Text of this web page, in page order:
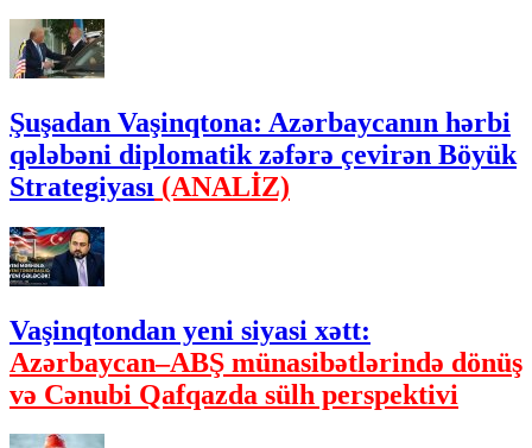
Şuşadan Vaşinqtona: Azərbaycanın hərbi
qələbəni diplomatik zəfərə çevirən Böyük
Strategiyası (ANALİZ)
Vaşinqtondan yeni siyasi xətt:
Azərbaycan–ABŞ münasibətlərində dönüş
və Cənubi Qafqazda sülh perspektivi